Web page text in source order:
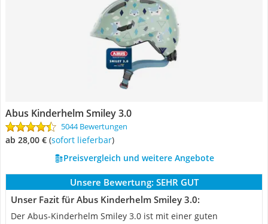
Abus Kinderhelm Smiley 3.0
5044 Bewertungen
ab 28,00 € ( Sofort lieferbar)
Preisvergleich und weitere Angebote
Unsere Bewertung: SEHR GUT
Unser Fazit für Abus Kinderhelm Smiley 3.0:
Der Abus-Kinderhelm Smiley 3.0 ist mit einer guten